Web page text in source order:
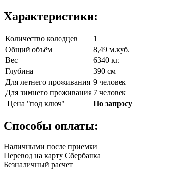
Характеристики:
Количество колодцев
1
Общий объём
8,49 м.куб.
Вес
6340 кг.
Глубина
390 см
Для летнего проживания 9 человек
Для зимнего проживания 7 человек
Цена "под ключ"
По запросу
Способы оплаты:
Наличными после приемки
Перевод на карту Сбербанка
Безналичный расчет